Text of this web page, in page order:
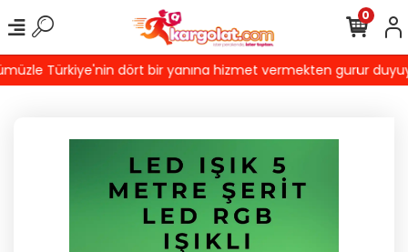
Türkiye'nin dört bir yanına hizmet vermekten gurur
0